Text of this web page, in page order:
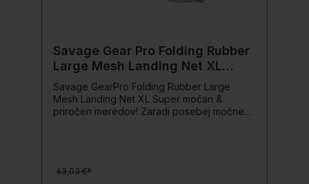
Savage Gear Pro Folding Rubber
Large Mesh Landing Net XL
70x85cm
Savage GearPro Folding Rubber Large
Mesh Landing Net XL Super močan &
priročen meredov! Zaradi posebej močne
meredov je še posebej priljubljen pri
63,03 €*